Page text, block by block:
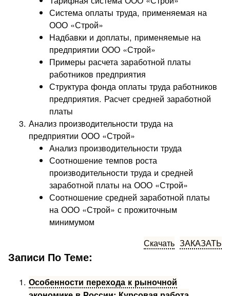
Система оплаты труда, применяемая на
ООО «Строй»
Надбавки и доплаты, применяемые на
предприятии ООО «Строй»
Примеры расчета заработной платы
работников предприятия
Структура фонда оплаты труда работников
предприятия. Расчет средней заработной
платы
Анализ производительности труда на
предприятии ООО «Строй»
Анализ производительности труда
Соотношение темпов роста
производительности труда и средней
заработной платы на ООО «Строй»
Соотношение средней заработной платы
на ООО «Строй» с прожиточным
минимумом
ЗАКАЗАТЬ
Скачать
Записи По Теме:
Особенности перехода к рыночной